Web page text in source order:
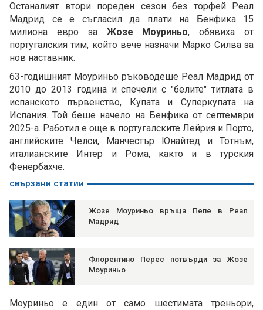
Останалият втори пореден сезон без торфей Реал
Мадрид се е съгласил да плати на Бенфика 15
милиона евро за Жозе Моуриньо, обявиха от
португалския тим, който вече назначи Марко Силва за
нов наставник.
63-годишният Моуриньо ръководеше Реал Мадрид от
2010 до 2013 година и спечели с "белите" титлата в
испанското първенство, Купата и Суперкупата на
Испания. Той беше начело на Бенфика от септември
2025-а. Работил е още в португалските Лейрия и Порто,
английските Челси, Манчестър Юнайтед и Тотнъм,
италианските Интер и Рома, както и в турския
Фенербахче.
свързани статии
Жозе Моуриньо връща Пепе в Реал
Мадрид
Флорентино Перес потвърди за Жозе
Моуриньо
Моуриньо е един от само шестимата треньори,